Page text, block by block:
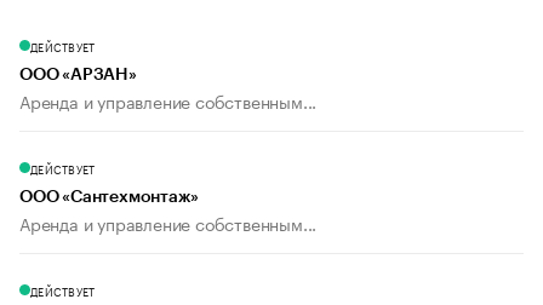
ДЕЙСТВУЕТ
ООО «АРЗАН»
Аренда и управление собственным...
ДЕЙСТВУЕТ
ООО «Сантехмонтаж»
Аренда и управление собственным...
ДЕЙСТВУЕТ